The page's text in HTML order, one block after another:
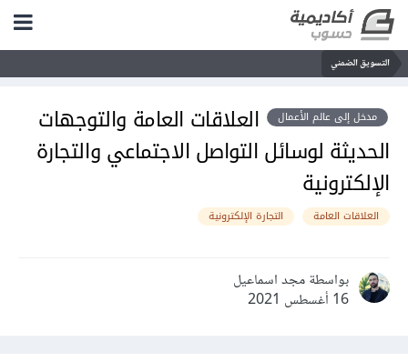
التسويق الضمني
مدخل إلى عالم الأعمال
العلاقات العامة والتوجهات
الحديثة لوسائل التواصل الاجتماعي والتجارة
الإلكترونية
العلاقات العامة التجارة الإلكترونية
بواسطة مجد اسماعيل
16 أغسطس 2021